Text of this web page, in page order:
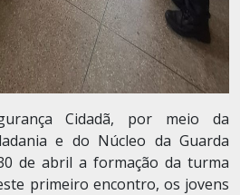
Cidadã, por meio da
e do Núcleo da Guarda
de abril a formação da turma
primeiro encontro, os jovens